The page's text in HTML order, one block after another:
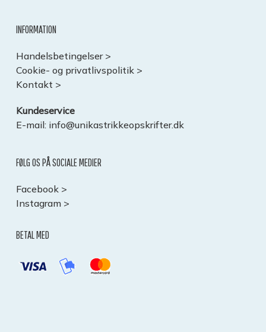
INFORMATION
Handelsbetingelser >
Cookie- og privatlivspolitik >
Kontakt >
Kundeservice
E-mail: info@unikastrikkeopskrifter.dk
FØLG OS PÅ SOCIALE MEDIER
Facebook >
Instagram >
BETAL MED